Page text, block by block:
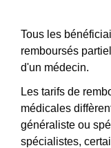
Tous les
remboursés
d'un médecin.
Les tarifs de
médicales
généraliste ou
spécialistes,